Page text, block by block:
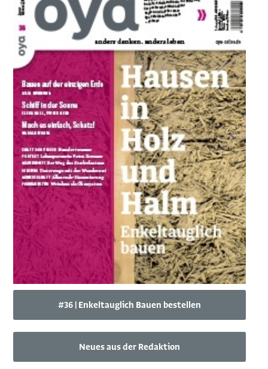
#36 | Enkeltauglich Bauen bestellen
Neues aus der Redaktion